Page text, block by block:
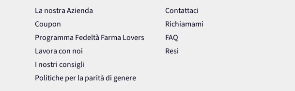
La nostra Azienda
Coupon
Programma Fedeltà Farma Lovers
Lavora con noi
I nostri consigli
Politiche per la parità di genere
Contattaci
Richiamami
FAQ
Resi